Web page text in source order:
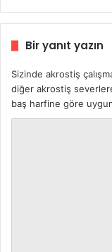
Bir yanıt yazın
Sizinde akrostiş
diğer akrostiş
baş harfine göre